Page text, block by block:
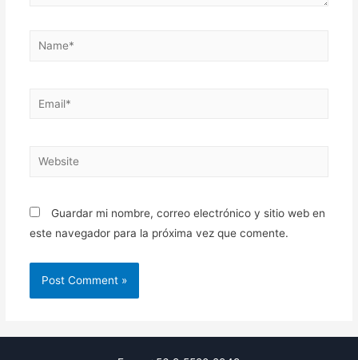
Name*
Email*
Website
Guardar mi nombre, correo electrónico y sitio web en
este navegador para la próxima vez que comente.